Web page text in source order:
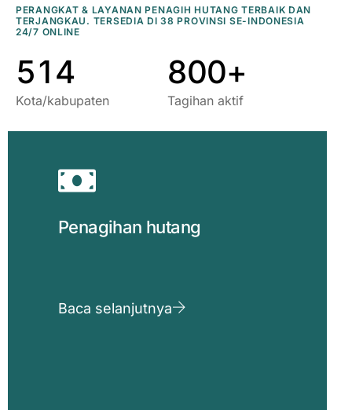
PERANGKAT & LAYANAN PENAGIH HUTANG TERBAIK DAN
TERJANGKAU. TERSEDIA DI 38 PROVINSI SE-INDONESIA
24/7 ONLINE
3
4
5
9
0
1
2
3
4
Kota/kabupaten
6
8
8
0
8
0+
Tagihan aktif
Penagihan hutang
Baca selanjutnya